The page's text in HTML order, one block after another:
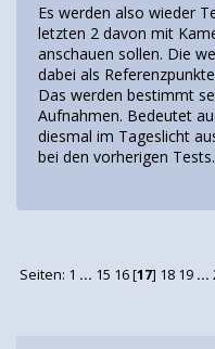
Es werden also wieder
letzten 2 davon mit
anschauen sollen. Die
dabei als
Das werden bestimmt
Aufnahmen. Bedeutet
diesmal im Tageslicht
bei den vorherigen Tests.
Seiten: 1 ... 15 16[17] 18 19 ...